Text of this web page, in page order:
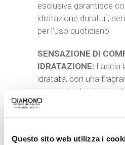
Questo sito web utilizza i
esclusiva garantisce
idratazione duraturi,
per l’uso quotidiano
SENSAZIONE DI
IDRATAZIONE: Lascia
idratata, con una
agrumata che rievoca
raffinato dell’Inter
Completa la tua routine